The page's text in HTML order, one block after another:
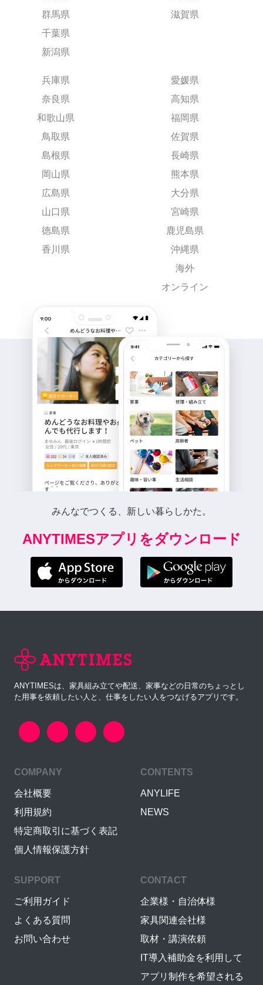
群馬県
千葉県
新潟県
滋賀県
兵庫県
奈良県
和歌山県
鳥取県
島根県
岡山県
広島県
山口県
徳島県
香川県
愛媛県
高知県
福岡県
佐賀県
長崎県
熊本県
大分県
宮崎県
鹿児島県
沖縄県
海外
オンライン
みんなでつくる、新しい暮らしかた。
ANYTIMESアプリをダウンロード
ANYTIMESは、家具組み立てや配送、家事などの日常のちょっとし
た用事を依頼したい人と、仕事をしたい人をつなげるアプリです。
COMPANY
会社概要
利用規約
特定商取引に基づく表記
個人情報保護方針
CONTENTS
ANYLIFE
NEWS
SUPPORT
ご利用ガイド
よくある質問
お問い合わせ
CONTACT
企業様・自治体様
家具関連会社様
取材・講演依頼
IT導入補助金を利用して
アプリ制作を希望される